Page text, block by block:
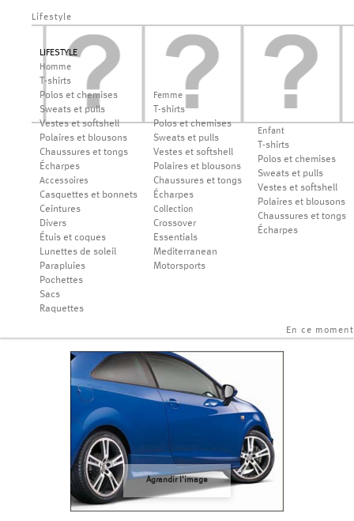
Lifestyle
LIFESTYLE
Homme
T-shirts
Polos et chemises
Sweats et pulls
Vestes et softshell
Polaires et blousons
Chaussures et tongs
Écharpes
Accessoires
Casquettes et bonnets
Ceintures
Divers
Étuis et coques
Lunettes de soleil
Parapluies
Pochettes
Sacs
Raquettes
Femme
T-shirts
Polos et chemises
Sweats et pulls
Vestes et softshell
Polaires et blousons
Chaussures et tongs
Écharpes
Collection
Crossover
Essentials
Mediterranean
Motorsports
Enfant
T-shirts
Polos et chemises
Sweats et pulls
Vestes et softshell
Polaires et blousons
Chaussures et tongs
Écharpes
En ce moment
Agrandir l'image